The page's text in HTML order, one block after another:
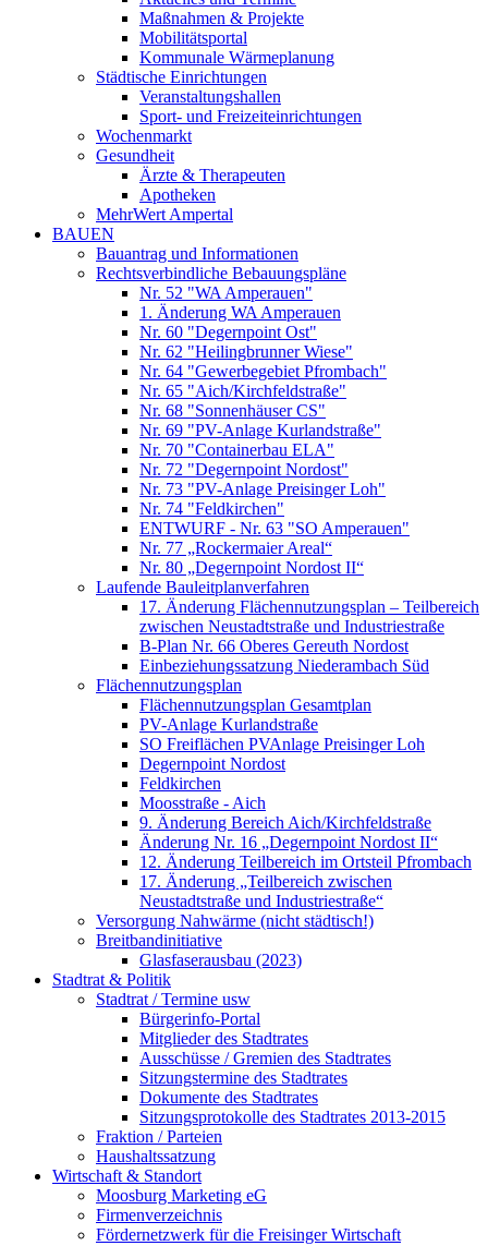
Maßnahmen & Projekte
Mobilitätsportal
Kommunale Wärmeplanung
Städtische Einrichtungen
Veranstaltungshallen
Sport- und Freizeiteinrichtungen
Wochenmarkt
Gesundheit
Ärzte & Therapeuten
Apotheken
MehrWert Ampertal
BAUEN
Bauantrag und Informationen
Rechtsverbindliche Bebauungspläne
Nr. 52 "WA Amperauen"
1. Änderung WA Amperauen
Nr. 60 "Degernpoint Ost"
Nr. 62 "Heilingbrunner Wiese"
Nr. 64 "Gewerbegebiet Pfrombach"
Nr. 65 "Aich/Kirchfeldstraße"
Nr. 68 "Sonnenhäuser CS"
Nr. 69 "PV-Anlage Kurlandstraße"
Nr. 70 "Containerbau ELA"
Nr. 72 "Degernpoint Nordost"
Nr. 73 "PV-Anlage Preisinger Loh"
Nr. 74 "Feldkirchen"
ENTWURF - Nr. 63 "SO Amperauen"
Nr. 77 „Rockermaier Areal“
Nr. 80 „Degernpoint Nordost II“
Laufende Bauleitplanverfahren
17. Änderung Flächennutzungsplan – Teilbereich
zwischen Neustadtstraße und Industriestraße
B-Plan Nr. 66 Oberes Gereuth Nordost
Einbeziehungssatzung Niederambach Süd
Flächennutzungsplan
Flächennutzungsplan Gesamtplan
PV-Anlage Kurlandstraße
SO Freiflächen PV­Anlage Preisinger Loh
Degernpoint Nordost
Feldkirchen
Moosstraße - Aich
9. Änderung Bereich Aich/Kirchfeldstraße
Änderung Nr. 16 „Degernpoint Nordost II“
12. Änderung Teilbereich im Ortsteil Pfrombach
17. Änderung „Teilbereich zwischen
Neustadtstraße und Industriestraße“
Versorgung Nahwärme (nicht städtisch!)
Breitbandinitiative
Glasfaserausbau (2023)
Stadtrat & Politik
Stadtrat / Termine usw
Bürgerinfo-Portal
Mitglieder des Stadtrates
Ausschüsse / Gremien des Stadtrates
Sitzungstermine des Stadtrates
Dokumente des Stadtrates
Sitzungsprotokolle des Stadtrates 2013-2015
Fraktion / Parteien
Haushaltssatzung
Wirtschaft & Standort
Moosburg Marketing eG
Firmenverzeichnis
Fördernetzwerk für die Freisinger Wirtschaft